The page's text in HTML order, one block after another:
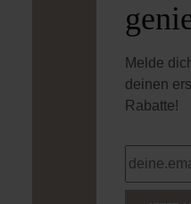
Melde
deinen
Rabatte!